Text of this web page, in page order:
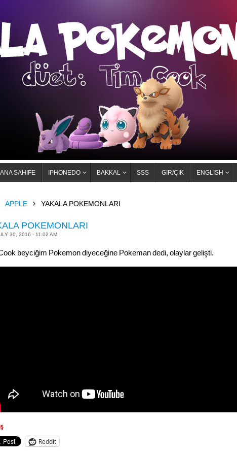
ANA SAHIFE IPHONEDO BAKKAL SSS GIR/ÇIK ENGLISH
APPLE YAKALA POKEMONLARI
POKEMONLARI
30, 2016 - 11:02 AM
beyciğim Pokemon diyeceğine Pokeman dedi, olaylar gelişti.
Reddit